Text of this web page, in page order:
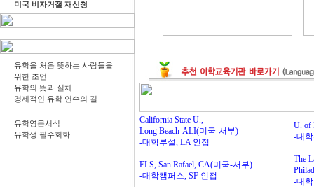
미국 비자거절 재신청
유학을 처음 뜻하는 사람들을
위한 조언
유학의 뜻과 실체
경제적인 유학 연수의 길
유학영문서식
유학생 필수회화
California State U.,
Long Beach-ALI(미국-서부)
-대학부설, LA 인접
U. of
-대
ELS, San Rafael, CA(미국-서부)
-대학캠퍼스, SF 인접
The
-대